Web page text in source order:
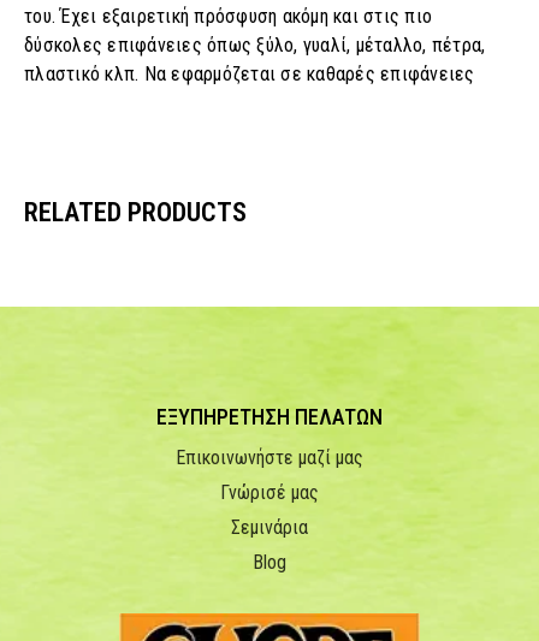
του. Έχει εξαιρετική πρόσφυση ακόμη και στις πιο
δύσκολες επιφάνειες όπως ξύλο, γυαλί, μέταλλο, πέτρα,
πλαστικό κλπ. Να εφαρμόζεται σε καθαρές επιφάνειες
RELATED PRODUCTS
ΕΞΥΠΗΡΕΤΗΣΗ ΠΕΛΑΤΩΝ
Επικοινωνήστε μαζί μας
Γνώρισέ μας
Σεμινάρια
Blog